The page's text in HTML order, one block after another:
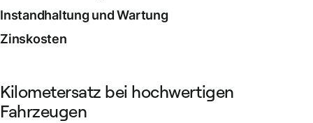
Instandhaltung und Wartung
Zinskosten
Kilometersatz bei hochwertigen
Fahrzeugen